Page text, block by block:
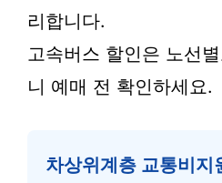
리합니다.
고속버스 할인은 노선
니 예매 전 확인하세요.
차상위계층 교통비지